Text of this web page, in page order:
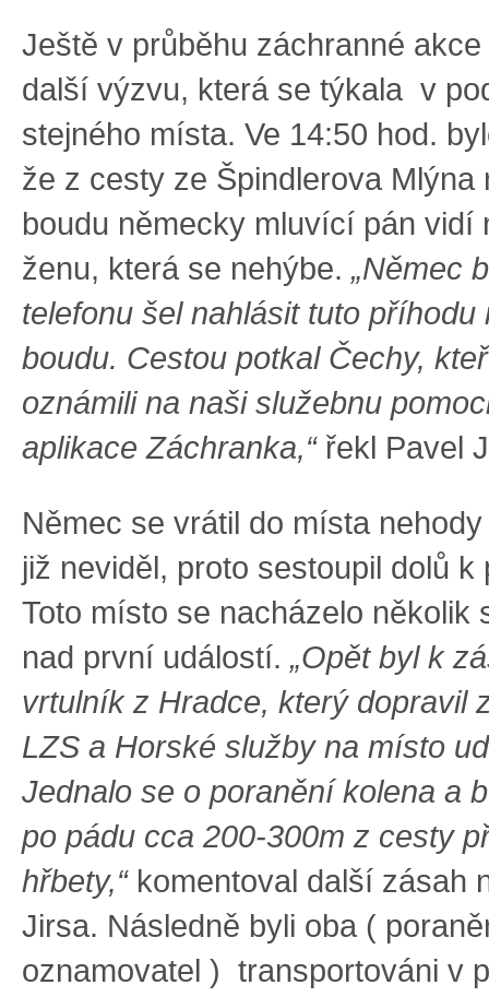
Ještě v průběhu záchranné
další výzvu, která se týkala v
stejného místa. Ve 14:50 hod.
že z cesty ze Špindlerova Mlýna
boudu německy mluvící pán vidí
ženu, která se nehýbe. „Němec
telefonu šel nahlásit tuto příhodu
boudu. Cestou potkal Čechy,
oznámili na naši služebnu
aplikace Záchranka,“řekl Pavel
Němec se vrátil do místa
již neviděl, proto sestoupil dolů k
Toto místo se nacházelo několik
nad první událostí. „Opět byl k
vrtulník z Hradce, který dopravil
LZS a Horské služby na místo
Jednalo se o poranění kolena a
po pádu cca 200-300m z cesty
hřbety,“komentoval další zásah
Jirsa. Následně byli oba (
oznamovatel ) transportováni v